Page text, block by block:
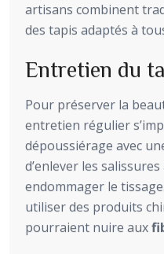
artisans combinent
des tapis adaptés à
Entretien du
Pour préserver la
entretien régulier
dépoussiérage avec
d’enlever les
endommager le
utiliser des produits
pourraient nuire aux